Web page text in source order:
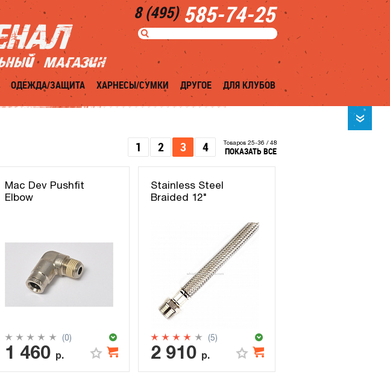
8 (495)585-74-25
ОДЕЖДА/ЗАЩИТА ХАРНЕСЫ/СУМКИ ДРУГОЕ ДЛЯ КЛУБОВ
1 2 3 4 Товаров 25-36 / 48
ПОКАЗАТЬ ВСЕ
Mac Dev Pushfit
Elbow
(0)
1 460 р.
Stainless Steel
Braided 12"
(5)
2 910 р.